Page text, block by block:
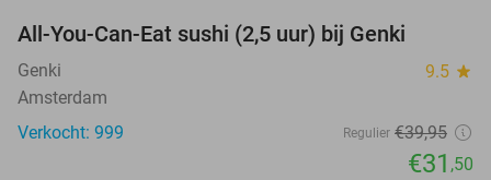
All-You-Can-Eat sushi (2,5 uur) bij Genki
Genki 9.5 star
Amsterdam
Verkocht: 999
Regulier €39,95
€31 ,50